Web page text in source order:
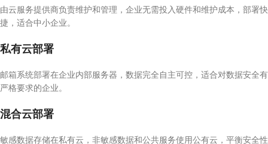
由云服务提供商负责维护和管理，企业无需投入硬件和维护成本，部署快
捷，适合中小企业。
私有云部署
邮箱系统部署在企业内部服务器，数据完全自主可控，适合对数据安全有
严格要求的企业。
混合云部署
敏感数据存储在私有云，非敏感数据和公共服务使用公有云，平衡安全性